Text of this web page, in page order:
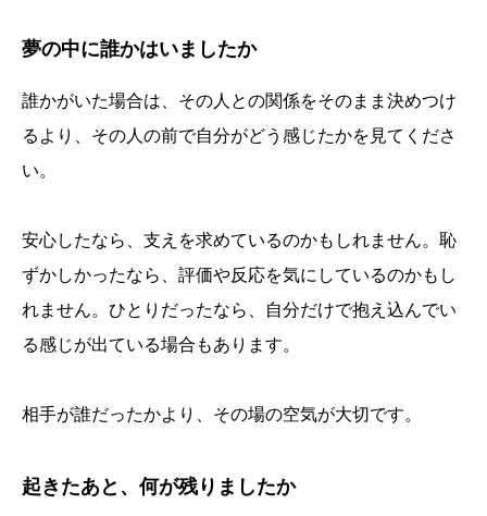
夢の中に誰かはいましたか
誰かがいた場合は、その人との関係をそのまま決めつけ
るより、その人の前で自分がどう感じたかを見てくださ
い。
安心したなら、支えを求めているのかもしれません。恥
ずかしかったなら、評価や反応を気にしているのかもし
れません。ひとりだったなら、自分だけで抱え込んでい
る感じが出ている場合もあります。
相手が誰だったかより、その場の空気が大切です。
起きたあと、何が残りましたか